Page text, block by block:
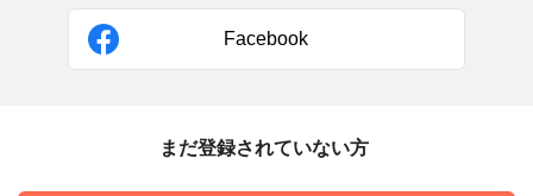
Facebook
まだ登録されていない方